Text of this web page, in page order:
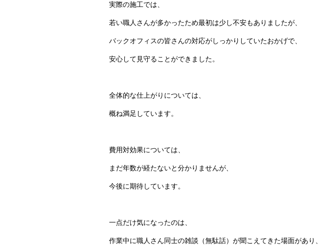
実際の施工では、
若い職人さんが多かったため最初は少し不安もありましたが、
バックオフィスの皆さんの対応がしっかりしていたおかげで、
安心して見守ることができました。
全体的な仕上がりについては、
概ね満足しています。
費用対効果については、
まだ年数が経たないと分かりませんが、
今後に期待しています。
一点だけ気になったのは、
作業中に職人さん同士の雑談（無駄話）が聞こえてきた場面があり、